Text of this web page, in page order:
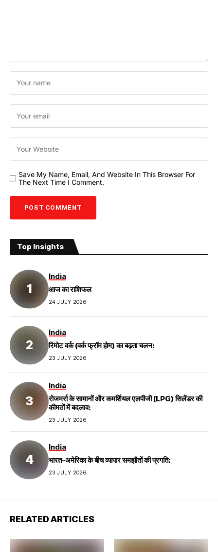
Save My Name, Email, And Website In This Browser For
The Next Time I Comment.
Top Insights
India
आज का राशिफल
24 JULY 2026
India
रिमोट वर्क (वर्क फ्रॉम होम) का बढ़ता चलन:
23 JULY 2026
India
रोजमर्रा के सामानों और कमर्शियल एलपीजी (LPG) सिलेंडर की
कीमतों में बदलाव:
23 JULY 2026
India
भारत-अमेरिका के बीच व्यापार समझौतों की प्रगति:
23 JULY 2026
RELATED ARTICLES